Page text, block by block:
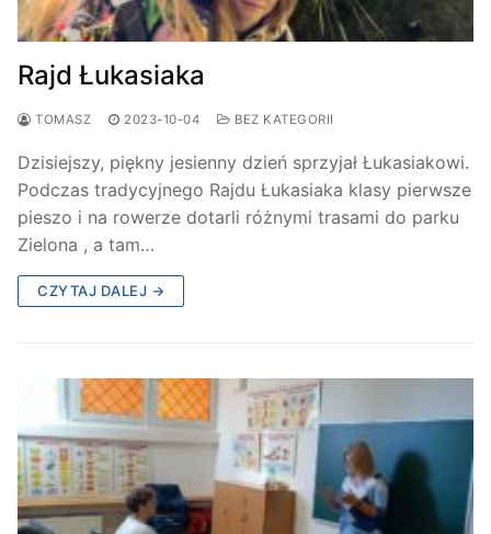
Rajd Łukasiaka
TOMASZ 2023-10-04 BEZ KATEGORII
Dzisiejszy, piękny jesienny dzień sprzyjał Łukasiakowi.
Podczas tradycyjnego Rajdu Łukasiaka klasy pierwsze
pieszo i na rowerze dotarli różnymi trasami do parku
Zielona , a tam…
CZYTAJ DALEJ →